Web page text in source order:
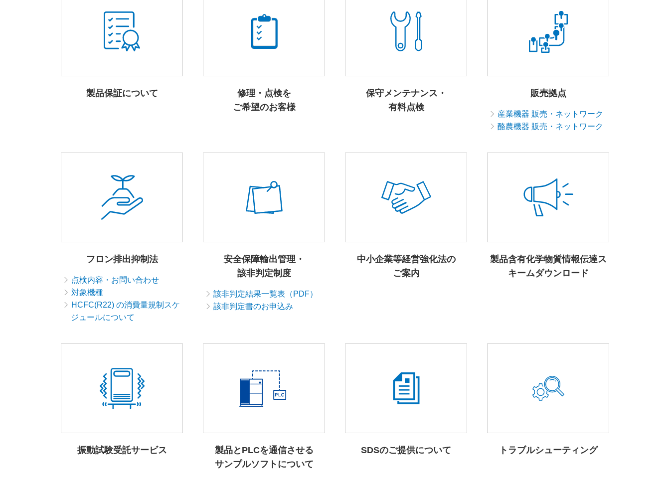
製品保証について
修理・点検を
ご希望のお客様
保守メンテナンス・
有料点検
販売拠点
産業機器 販売・ネットワーク
酪農機器 販売・ネットワーク
フロン排出抑制法
点検内容・お問い合わせ
対象機種
HCFC(R22) の消費量規制スケ
ジュールについて
安全保障輸出管理・
該非判定制度
該非判定結果一覧表（PDF）
該非判定書のお申込み
中小企業等経営強化法の
ご案内
製品含有化学物質情報伝達ス
キームダウンロード
振動試験受託サービス
製品とPLCを通信させる
サンプルソフトについて
SDSのご提供について トラブルシューティング